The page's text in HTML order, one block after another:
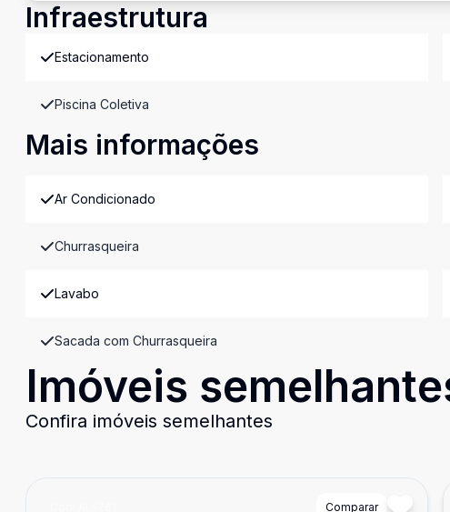
Infraestrutura
Estacionamento
Piscina Coletiva
Mais informações
Ar Condicionado
Churrasqueira
Lavabo
Sacada com Churrasqueira
Imóveis
Confira imóveis semelhantes
Comparar